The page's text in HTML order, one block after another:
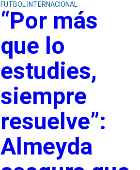
FUTBOL INTERNACIONAL
“Por más
que lo
estudies,
siempre
resuelve”:
Almeyda